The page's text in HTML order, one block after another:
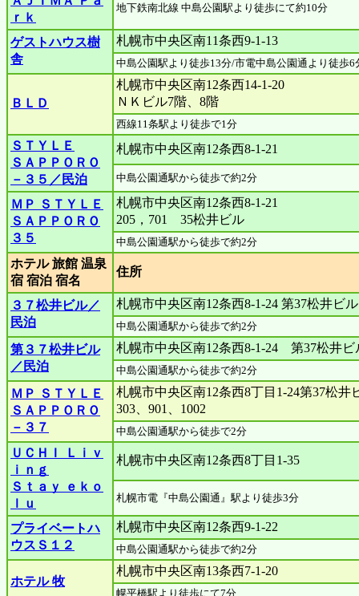
ｒｋ
地下鉄南北線 中島公園駅より徒歩にて約10分
ゲストハウス樹
舎
札幌市中央区南11条西9-1-13
中島公園駅より徒歩13分/市電中島公園通より徒歩6
ＢＬＤ
札幌市中央区南12条西14-1-20
ＮＫビル7階、8階
西線11条駅より徒歩で1分
ＳＴＹＬＥ
ＳＡＰＰＯＲＯ
－３５／民泊
札幌市中央区南12条西8-1-21
中島公園通駅から徒歩で約2分
ＭＰ ＳＴＹＬＥ
ＳＡＰＰＯＲＯ
３５
札幌市中央区南12条西8-1-21
205，701 35松井ビル
中島公園通駅から徒歩で約2分
ホテル 旅館 温泉
宿 宿泊 宿名
住所
３７松井ビル／
民泊
札幌市中央区南12条西8-1-24 第37松井ビル
中島公園通駅から徒歩で約2分
第３７松井ビル
／民泊
札幌市中央区南12条西8-1-24 第37松井ビ
中島公園通駅から徒歩で約2分
ＭＰ ＳＴＹＬＥ
ＳＡＰＰＯＲＯ
－３７
札幌市中央区南12条西8丁目1-24第37松井
303、901、1002
中島公園通駅から徒歩で2分
ＵＣＨＩ Ｌｉｖ
ｉｎｇ
Ｓｔａｙ ｅｋｏ
ｌｕ
札幌市中央区南12条西8丁目1-35
札幌市電『中島公園通』駅より徒歩3分
プライベートハ
ウスＳ１２
札幌市中央区南12条西9-1-22
中島公園通駅から徒歩で約2分
ホテル 牧
札幌市中央区南13条西7-1-20
幌平橋駅より徒歩にて7分